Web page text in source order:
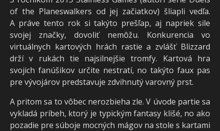
of the Planeswalkers od jej začiatkov) šliapli vedľa.
A práve tento rok si takýto prešľap, aj napriek sile
svojej značky, dovoliť nemôžu. Konkurencia vo
virtuálnych kartových hrách rastie a zvlášť Blizzard
drží v rukách tie najsilnejšie tromfy. Kartová hra
svojich fanúšikov určite nestratí, no takýto faux pas
pre vývojárov predstavuje zdvihnutý varovný prst.
A pritom sa to vôbec nerozbieha zle. V úvode partie sa
vykladá príbeh, ktorý je typickým fantasy klišé, no ako
pozadie pre súboje mocných mágov na stole s kartami